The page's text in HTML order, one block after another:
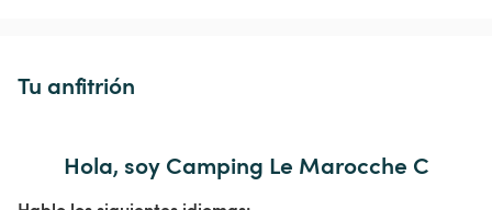
Tu anfitrión
Hola, soy Camping Le Marocche C